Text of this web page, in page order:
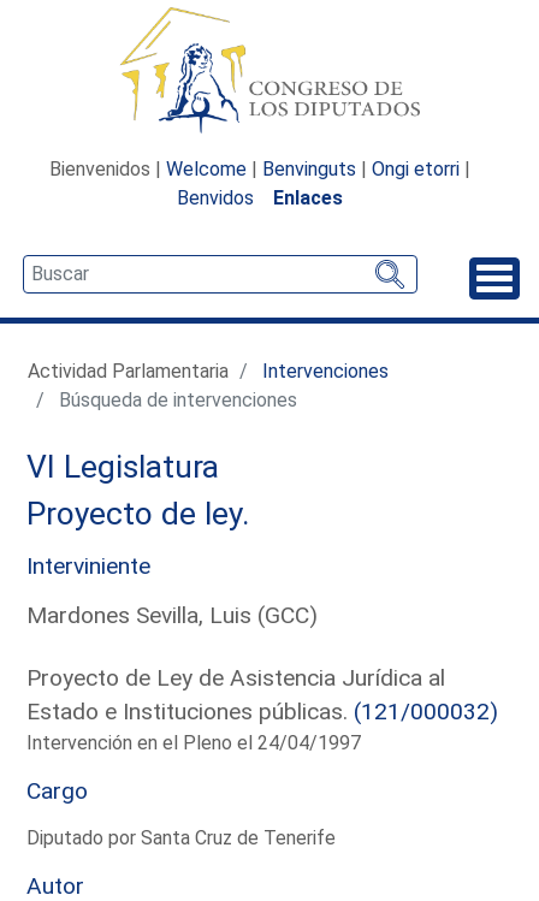
Bienvenidos | Welcome | Benvinguts | Ongi etorri |
Benvidos
Enlaces
Actividad Parlamentaria
Intervenciones
Búsqueda de intervenciones
VI Legislatura
Proyecto de ley.
Interviniente
Mardones Sevilla, Luis (GCC)
Proyecto de Ley de Asistencia Jurídica al
Estado e Instituciones públicas. (121/000032)
Intervención en el Pleno el 24/04/1997
Cargo
Diputado por Santa Cruz de Tenerife
Autor